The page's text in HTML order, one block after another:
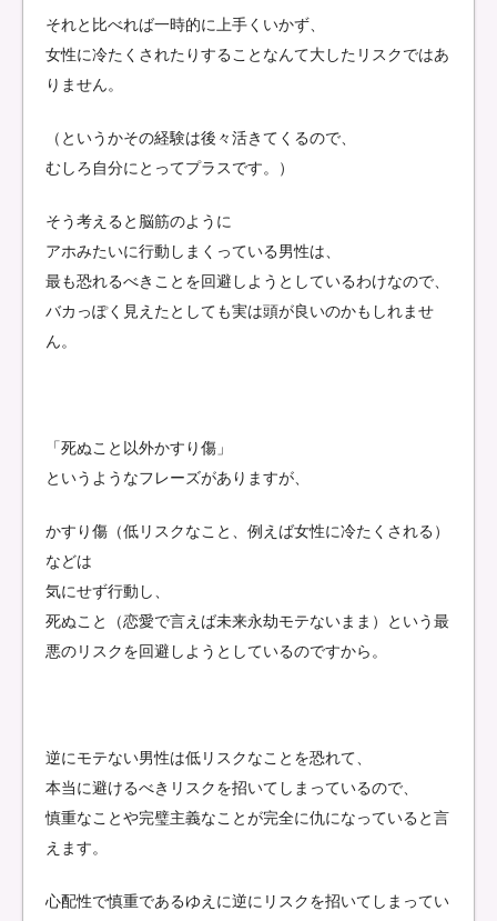
それと比べれば一時的に上手くいかず、
女性に冷たくされたりすることなんて大したリスクではあ
りません。
（というかその経験は後々活きてくるので、
むしろ自分にとってプラスです。）
そう考えると脳筋のように
アホみたいに行動しまくっている男性は、
最も恐れるべきことを回避しようとしているわけなので、
バカっぽく見えたとしても実は頭が良いのかもしれませ
ん。
「死ぬこと以外かすり傷」
というようなフレーズがありますが、
かすり傷（低リスクなこと、例えば女性に冷たくされる）
などは
気にせず行動し、
死ぬこと（恋愛で言えば未来永劫モテないまま）という最
悪のリスクを回避しようとしているのですから。
逆にモテない男性は低リスクなことを恐れて、
本当に避けるべきリスクを招いてしまっているので、
慎重なことや完璧主義なことが完全に仇になっていると言
えます。
心配性で慎重であるゆえに逆にリスクを招いてしまってい